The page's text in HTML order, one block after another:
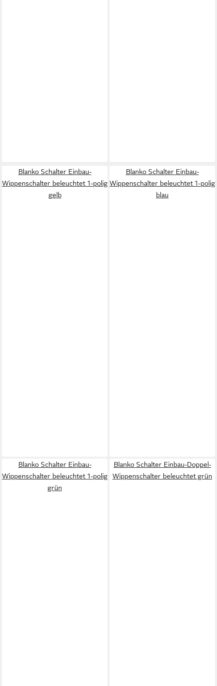
Blanko Schalter Einbau-
Wippenschalter beleuchtet 1-polig
gelb
Blanko Schalter Einbau-
Wippenschalter beleuchtet 1-polig
blau
Blanko Schalter Einbau-
Wippenschalter beleuchtet 1-polig
grün
Blanko Schalter Einbau-Doppel-
Wippenschalter beleuchtet grün